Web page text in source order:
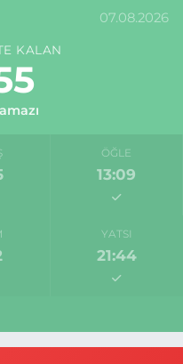
07.08.2026
KALAN
ÖĞLE
13:09
YATSI
21:44